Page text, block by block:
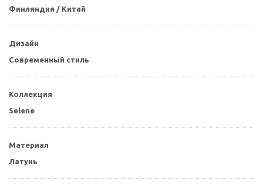
Финляндия / Китай
Дизайн
Современный стиль
Коллекция
Selene
Материал
Латунь